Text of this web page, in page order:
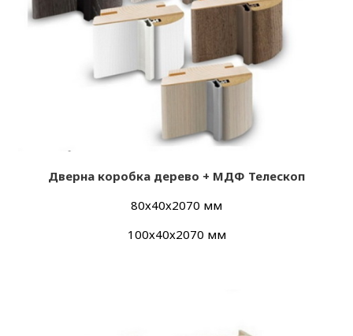
Дверна коробка дерево + МДФ Телескоп
80х40х2070 мм
100х40х2070 мм